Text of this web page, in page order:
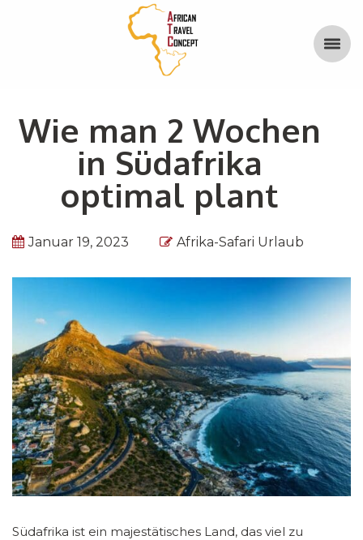
Wie man 2 Wochen
in Südafrika
optimal plant
Januar 19, 2023 Afrika-Safari Urlaub
Südafrika ist ein majestätisches Land, das viel zu